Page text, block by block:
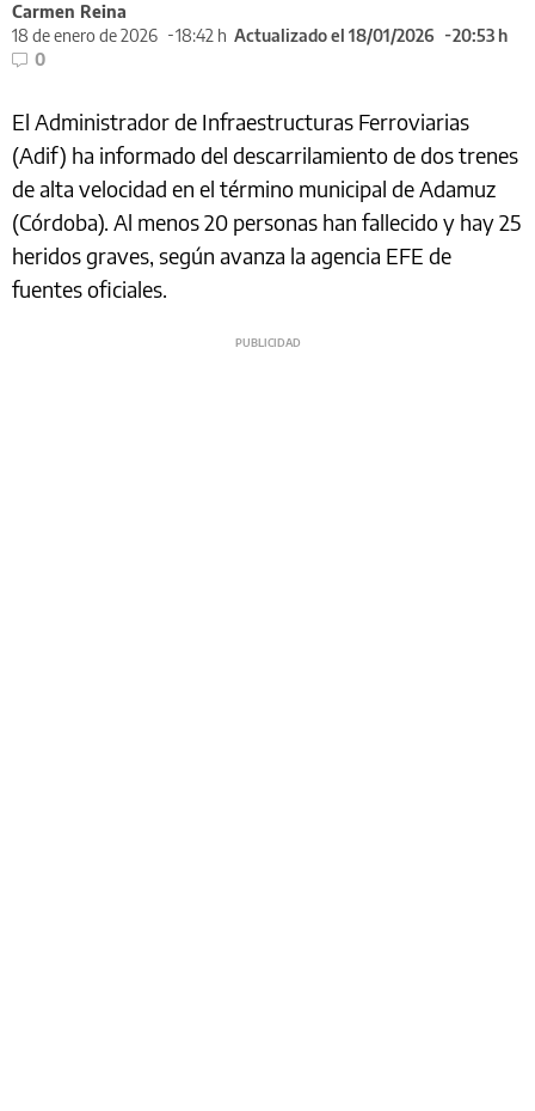
Carmen Reina
18 de enero de 2026
18:42 h Actualizado el 18/01/2026
20:53 h
0
El Administrador de Infraestructuras Ferroviarias
(Adif) ha informado del descarrilamiento de dos trenes
de alta velocidad en el término municipal de Adamuz
(Córdoba). Al menos 20 personas han fallecido y hay 25
heridos graves, según avanza la agencia EFE de
fuentes oficiales.